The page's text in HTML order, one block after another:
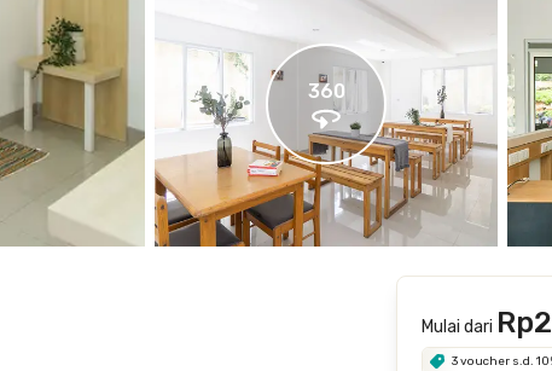
360
Mulai dari
3 voucher s.d.